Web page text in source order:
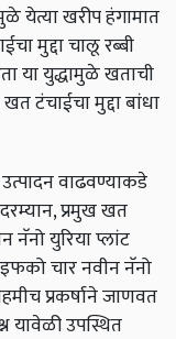
येत्या खरीप हंगामात
मुद्दा चालू रब्बी
या युद्धामुळे खताची
टंचाईचा मुद्दा बांधा
वाढवण्याकडे
प्रमुख खत
नॅनो युरिया प्लांट
इफको चार नवीन नॅनो
प्रकर्षाने जाणवत
यावेळी उपस्थित